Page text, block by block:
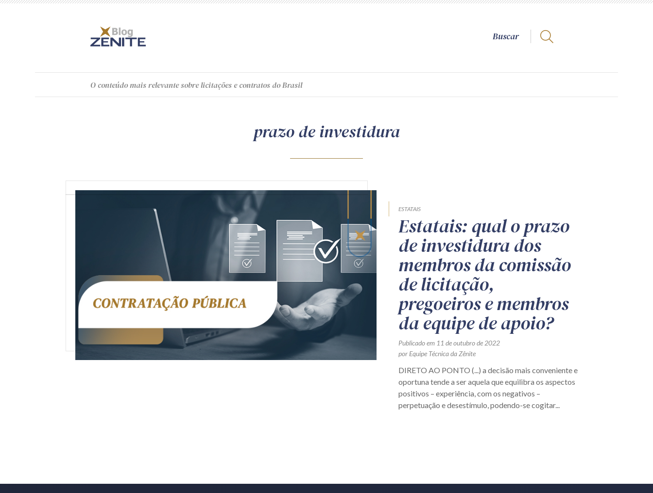
O conteúdomais relevante sobre licitações e contratos do Brasil
prazo de investidura
ESTATAIS
Estatais: qual o prazo
de investidura dos
membros da comissão
de licitação,
pregoeiros e membros
da equipe de apoio?
Publicado em 11 de outubro de 2022
por Equipe Técnica da Zênite
DIRETO AO PONTO (...) a decisão mais conveniente e
oportuna tende a ser aquela que equilibra os aspectos
positivos – experiência, com os negativos –
perpetuação e desestímulo, podendo-se cogitar...